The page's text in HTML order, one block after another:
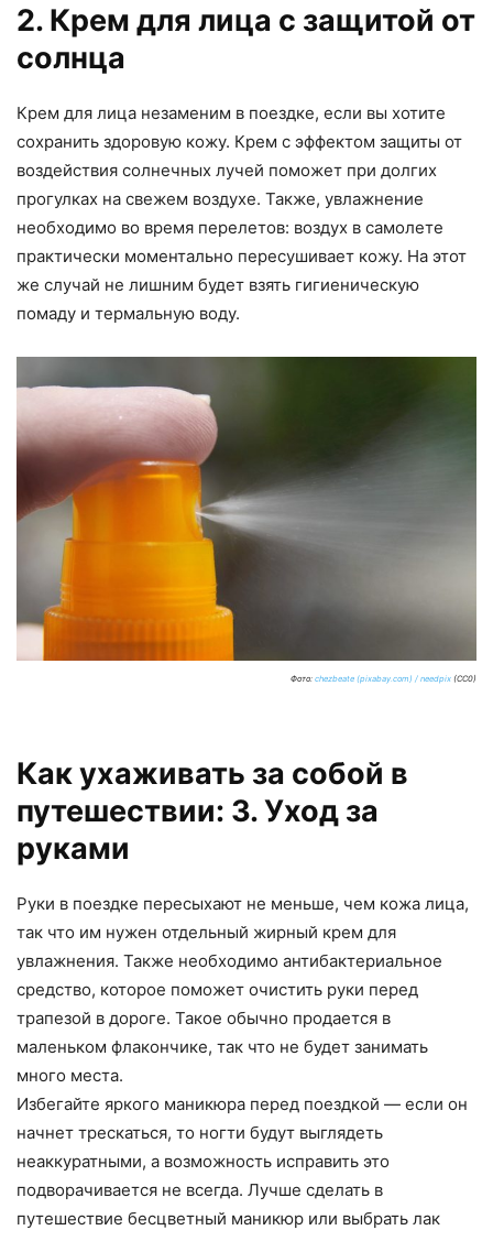
2. Крем для лица с защитой от
солнца
Крем для лица незаменим в поездке, если вы хотите
сохранить здоровую кожу. Крем с эффектом защиты от
воздействия солнечных лучей поможет при долгих
прогулках на свежем воздухе. Также, увлажнение
необходимо во время перелетов: воздух в самолете
практически моментально пересушивает кожу. На этот
же случай не лишним будет взять гигиеническую
помаду и термальную воду.
Фото: chezbeate (pixabay.com) / needpix (CC0)
Как ухаживать за собой в
путешествии: 3. Уход за
руками
Руки в поездке пересыхают не меньше, чем кожа лица,
так что им нужен отдельный жирный крем для
увлажнения. Также необходимо антибактериальное
средство, которое поможет очистить руки перед
трапезой в дороге. Такое обычно продается в
маленьком флакончике, так что не будет занимать
много места.
Избегайте яркого маникюра перед поездкой — если он
начнет трескаться, то ногти будут выглядеть
неаккуратными, а возможность исправить это
подворачивается не всегда. Лучше сделать в
путешествие бесцветный маникюр или выбрать лак